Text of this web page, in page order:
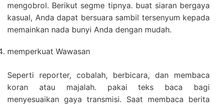
mengobrol. Berikut segme tipnya. buat siaran bergaya
kasual, Anda dapat bersuara sambil tersenyum kepada
memainkan nada bunyi Anda dengan mudah.
memperkuat Wawasan
Seperti reporter, cobalah, berbicara, dan membaca
koran atau majalah. pakai teks baca bagi
menyesuaikan gaya transmisi. Saat membaca berita